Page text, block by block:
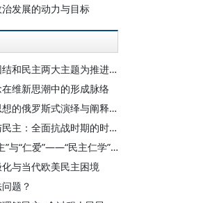
发展的动力与目标
王东峰：坚持团结和民主两大主题为推进中国式现代化广泛凝心聚力
维新思潮中的形成脉络
张桂娜：民主思想的俄罗斯式演绎与阐释——以俄罗斯保守自由主义流派为例
左玉河：抗日与民主：全面抗战时期的时代主题及其思想回应
黄玉顺：论“民主”与“仁爱”——“民主仁学”的“体用”问题
与当代欧美民主困境
题？